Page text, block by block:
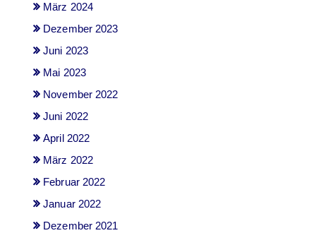
März 2024
Dezember 2023
Juni 2023
Mai 2023
November 2022
Juni 2022
April 2022
März 2022
Februar 2022
Januar 2022
Dezember 2021